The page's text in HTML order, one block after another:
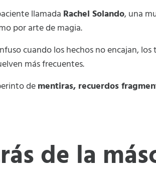
llamada Rachel Solando, una
por arte de magia.
cuando los hechos no encajan, los
más frecuentes.
dementiras, recuerdos
de la